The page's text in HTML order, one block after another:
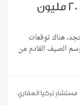
توقعات باستقبال أكثر من 20 مليون
هناك توقعات
موسم الصيف القادم من
مستشار تركيا العقاري